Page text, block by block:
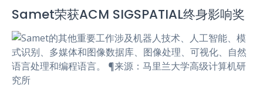
r
e
e
b
o
k
t
t
r
i
l
e
g
a
m
t
s
p
s
e
g
e
r
a
o
e
Samet荣获ACM SIGSPATIAL终身影响奖